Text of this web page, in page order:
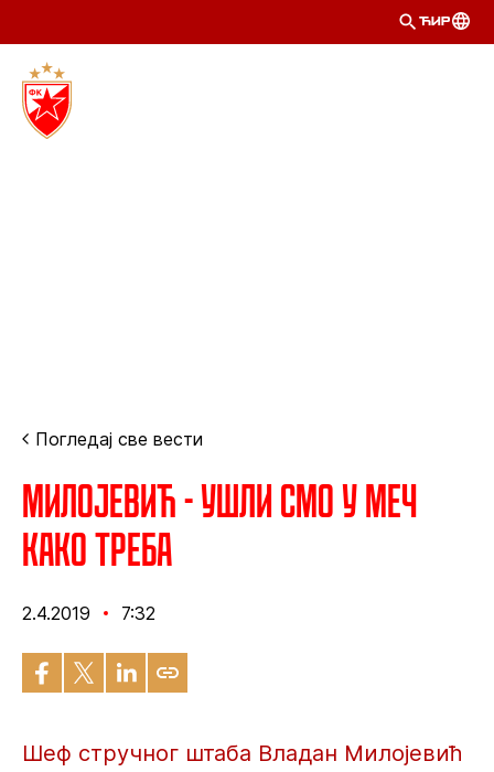
ЋИР
Погледај све вести
Милојевић - Ушли смо у меч
како треба
2.4.2019 7:32
Шеф стручног штаба Владан Милојевић